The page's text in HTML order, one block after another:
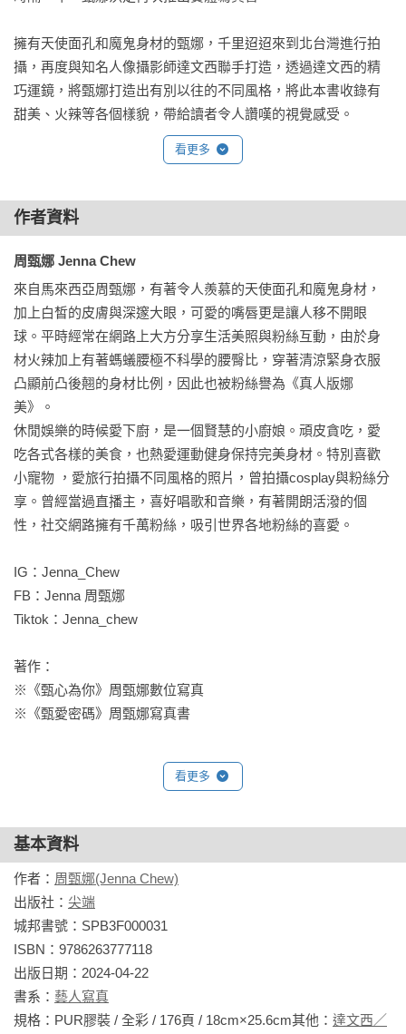
擁有天使面孔和魔鬼身材的甄娜，千里迢迢來到北台灣進行拍
攝，再度與知名人像攝影師達文西聯手打造，透過達文西的精
巧運鏡，將甄娜打造出有別以往的不同風格，將此本書收錄有
甜美、火辣等各個樣貌，帶給讀者令人讚嘆的視覺感受。
看更多
作者資料
周甄娜 Jenna Chew
來自馬來西亞周甄娜，有著令人羨慕的天使面孔和魔鬼身材，
加上白皙的皮膚與深邃大眼，可愛的嘴唇更是讓人移不開眼
球。平時經常在網路上大方分享生活美照與粉絲互動，由於身
材火辣加上有著螞蟻腰極不科學的腰臀比，穿著清涼緊身衣服
凸顯前凸後翹的身材比例，因此也被粉絲譽為《真人版娜
美》。
休閒娛樂的時候愛下廚，是一個賢慧的小廚娘。頑皮貪吃，愛
吃各式各樣的美食，也熱愛運動健身保持完美身材。特別喜歡
小寵物 ，愛旅行拍攝不同風格的照片，曾拍攝cosplay與粉絲分
享。曾經當過直播主，喜好唱歌和音樂，有著開朗活潑的個
性，社交網路擁有千萬粉絲，吸引世界各地粉絲的喜愛。
IG：Jenna_Chew
FB：Jenna 周甄娜
Tiktok：Jenna_chew
著作：
※《甄心為你》周甄娜數位寫真
※《甄愛密碼》周甄娜寫真書
看更多
基本資料
作者： 周甄娜(Jenna Chew)
出版社： 尖端
城邦書號：SPB3F000031
ISBN：9786263777118
出版日期：2024-04-22
書系： 藝人寫真
規格：PUR膠裝 / 全彩 / 176頁 / 18cm×25.6cm其他： 達文西／